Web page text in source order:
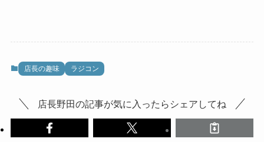
店長の趣味 ラジコン
店長野田の記事が気に入ったらシェアしてね